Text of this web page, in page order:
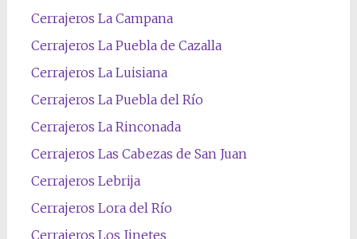
Cerrajeros La Campana
Cerrajeros La Puebla de Cazalla
Cerrajeros La Luisiana
Cerrajeros La Puebla del Río
Cerrajeros La Rinconada
Cerrajeros Las Cabezas de San Juan
Cerrajeros Lebrija
Cerrajeros Lora del Río
Cerrajeros Los Jinetes